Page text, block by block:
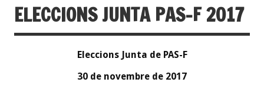
ELECCIONS JUNTA PAS-F 2017
Eleccions Junta de PAS-F
30 de novembre de 2017